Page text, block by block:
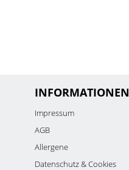
INFORMATIONEN
Impressum
AGB
Allergene
Datenschutz & Cookies